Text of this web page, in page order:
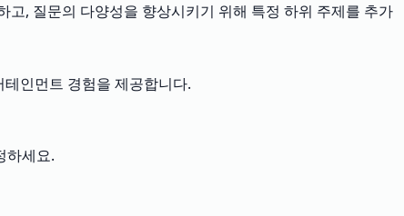
, 질문의 다양성을 향상시키기 위해 특정 하위 주제를 추가
인먼트 경험을 제공합니다.
하세요.